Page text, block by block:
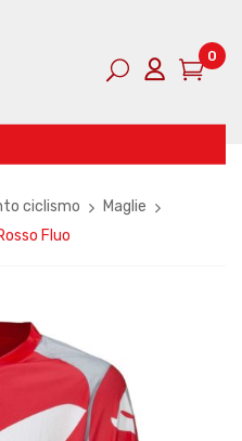
0
ciclismo
Maglie
Fluo